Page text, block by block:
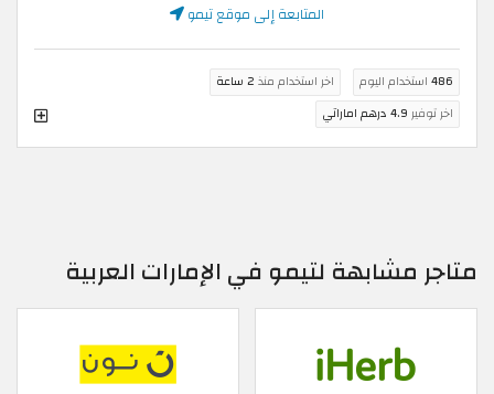
المتابعة إلى موقع تيمو
486 استخدام اليوم اخر استخدام منذ 2 ساعة
اخر توفير 4.9 درهم اماراتي
متاجر مشابهة لتيمو في الإمارات العربية